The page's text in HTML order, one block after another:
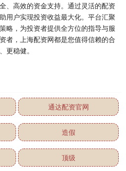
、高效的资金支持。通过灵活的配资
用户实现投资收益最大化。平台汇聚
略，为投资者提供全方位的指导与服
者，上海配资网都是您值得信赖的合
更稳健。
通达配资官网
造假
顶级